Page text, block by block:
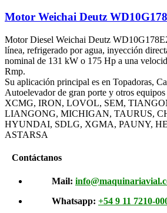
Motor Weichai Deutz
Motor Diesel Weichai Deutz
línea, refrigerado por agua, inyección
nominal de 131 kW o 175 Hp a una
Rmp.
Su aplicación principal es en Topadoras,
Autoelevador de gran porte y otros equipos
XCMG, IRON, LOVOL, SEM,
LIANGONG, MICHIGAN, TAURUS,
HYUNDAI, SDLG, XGMA, PAUNY,
ASTARSA
Contáctanos
Mail:
Whatsapp: +54 9 11 7210-